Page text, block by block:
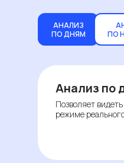
АНАЛИЗ
ПО ДНЯМ
ПО
Анализ по
Позволяет
режиме